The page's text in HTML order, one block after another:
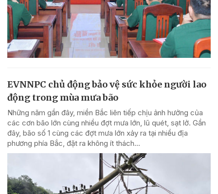
EVNNPC chủ động bảo vệ sức khỏe người lao
động trong mùa mưa bão
Những năm gần đây, miền Bắc liên tiếp chịu ảnh hưởng của
các cơn bão lớn cùng nhiều đợt mưa lớn, lũ quét, sạt lở. Gần
đây, bão số 1 cùng các đợt mưa lớn xảy ra tại nhiều địa
phương phía Bắc, đặt ra không ít thách...